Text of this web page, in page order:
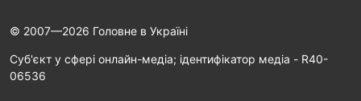
© 2007—2026 Головне в Україні
Cуб'єкт у сфері онлайн-медіа; ідентифікатор медіа - R40-
06536